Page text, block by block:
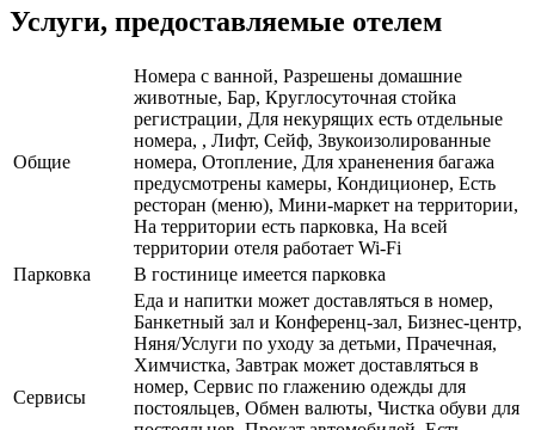
Услуги, предоставляемые отелем
Общие
Номера с ванной, Разрешены домашние
животные, Бар, Круглосуточная стойка
регистрации, Для некурящих есть отдельные
номера, , Лифт, Сейф, Звукоизолированные
номера, Отопление, Для храненения багажа
предусмотрены камеры, Кондиционер, Есть
ресторан (меню), Мини-маркет на территории,
На территории есть парковка, На всей
территории отеля работает Wi-Fi
Парковка
В гостинице имеется парковка
Сервисы
Еда и напитки может доставляться в номер,
Банкетный зал и Конференц-зал, Бизнес-центр,
Няня/Услуги по уходу за детьми, Прачечная,
Химчистка, Завтрак может доставляться в
номер, Сервис по глажению одежды для
постояльцев, Обмен валюты, Чистка обуви для